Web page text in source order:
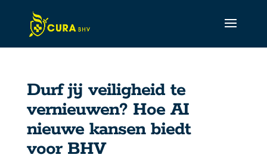
Durf jij veiligheid te
vernieuwen? Hoe AI
nieuwe kansen biedt
voor BHV
CURA Assistant
Active